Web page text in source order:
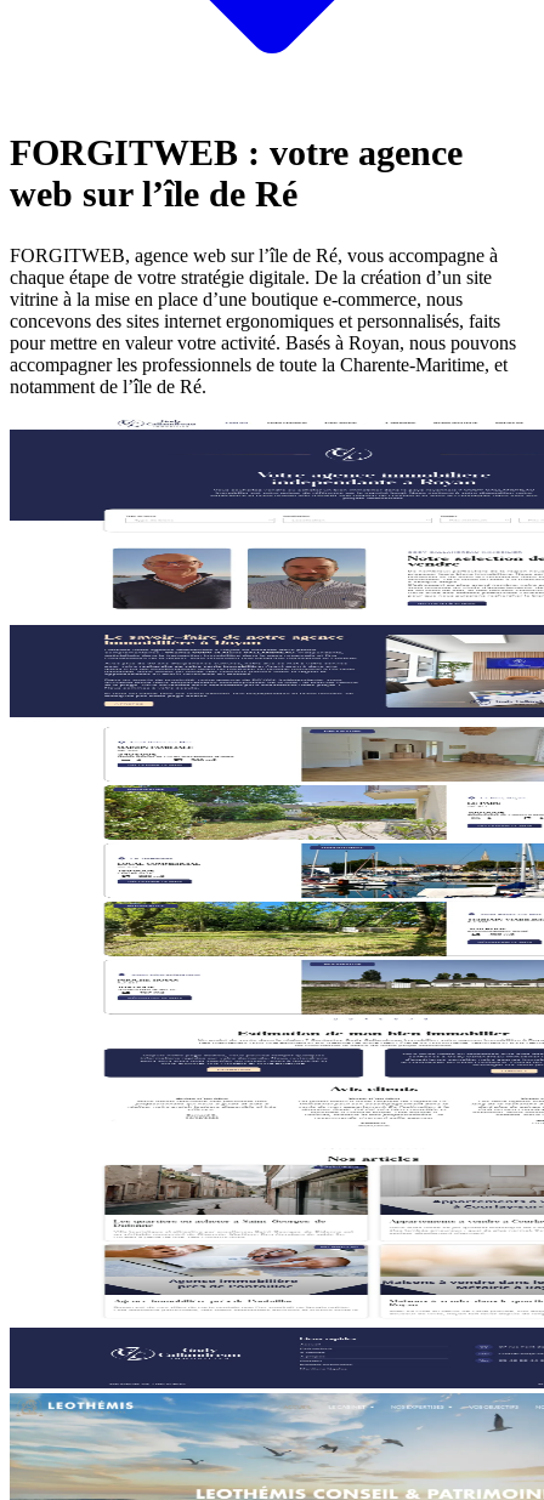
FORGITWEB : votre agence
web sur l’île de Ré
FORGITWEB, agence web sur l’île de Ré, vous accompagne à
chaque étape de votre stratégie digitale. De la création d’un site
vitrine à la mise en place d’une boutique e-commerce, nous
concevons des sites internet ergonomiques et personnalisés, faits
pour mettre en valeur votre activité. Basés à Royan, nous pouvons
accompagner les professionnels de toute la Charente-Maritime, et
notamment de l’île de Ré.